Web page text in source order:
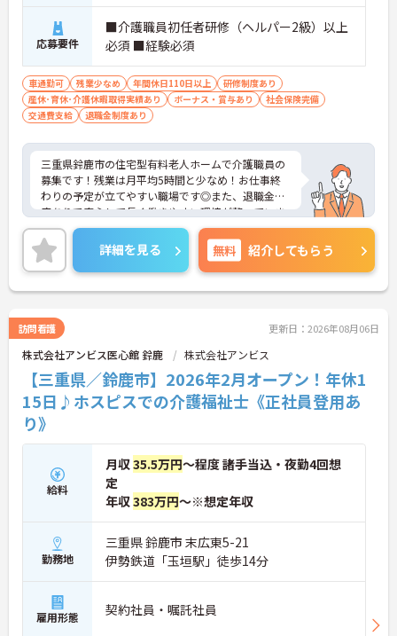
応募要件
■介護職員初任者研修（ヘルパー2級）以上
必須 ■経験必須
車通勤可 残業少なめ 年間休日110日以上
研修制度あり
産休･育休･介護休暇取得実績あり
ボーナス・賞与あり
社会保険完備
交通費支給
退職金制度あり
三重県鈴鹿市の住宅型有料老人ホームで介護職員の
募集です！残業は月平均5時間と少なめ！お仕事終
わりの予定が立てやすい職場です◎また、退職金制
度ありで安心して長く働きやすい環境が整っていま
す♪ご興味のある方は面接ポイントをお伝えします
ので、お気軽にご連絡ください！
詳細を見る 無料 紹介してもらう
訪問看護 更新日：2026年08月06日
株式会社アンビス医心館 鈴鹿 株式会社アンビス
【三重県／鈴鹿市】2026年2月オープン！年休1
15日♪ホスピスでの介護福祉士《正社員登用あ
り》
給料
月収35.5万円～程度 諸手当込・夜勤4回想
定
年収383万円～※想定年収
勤務地
三重県 鈴鹿市 末広東5-21
伊勢鉄道「玉垣駅」徒歩14分
雇用形態 契約社員・嘱託社員